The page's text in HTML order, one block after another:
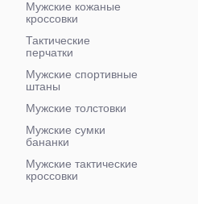
Мужские кожаные
кроссовки
Тактические
перчатки
Мужские спортивные
штаны
Мужские толстовки
Мужские сумки
бананки
Мужские тактические
кроссовки